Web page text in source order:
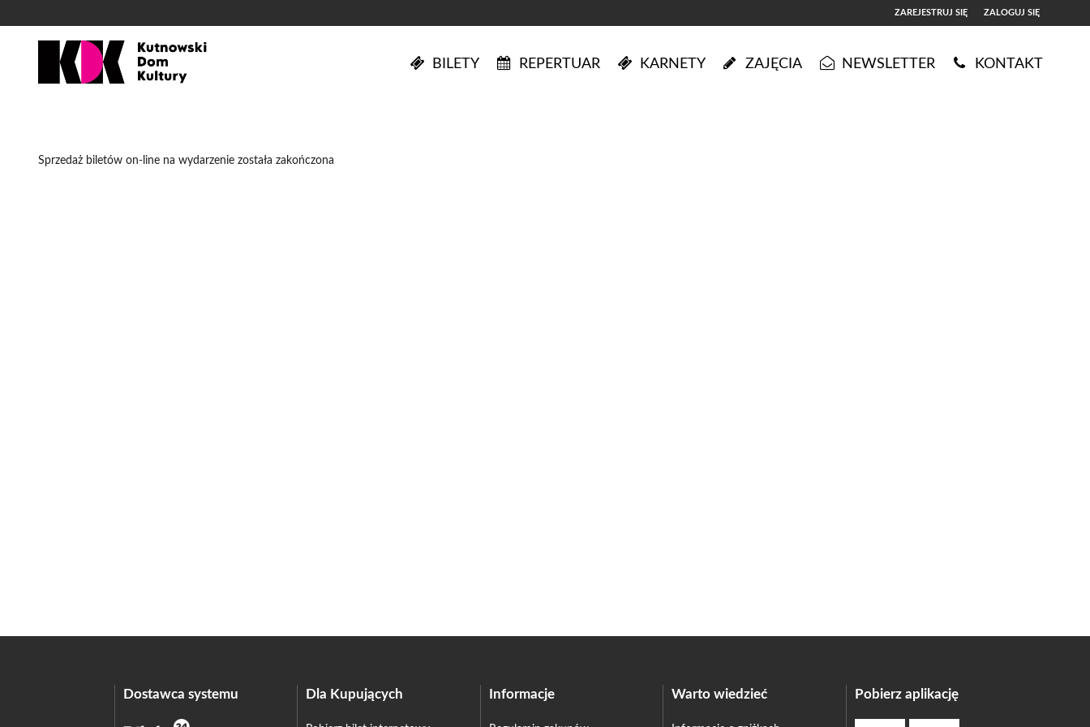
ZAREJESTRUJ SIĘ ZALOGUJ SIĘ
BILETY REPERTUAR KARNETY ZAJĘCIA NEWSLETTER KONTAKT
Sprzedaż biletów on-line na wydarzenie została zakończona
Dostawca systemu Dla Kupujących Informacje Warto wiedzieć Pobierz aplikację